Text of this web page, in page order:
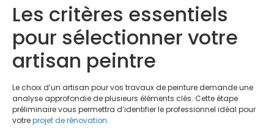
Les critères essentiels
pour sélectionner votre
artisan peintre
Le choix d’un artisan pour vos travaux de peinture demande une
analyse approfondie de plusieurs éléments clés. Cette étape
préliminaire vous permettra d’identifier le professionnel idéal pour
votreprojet de rénovation.